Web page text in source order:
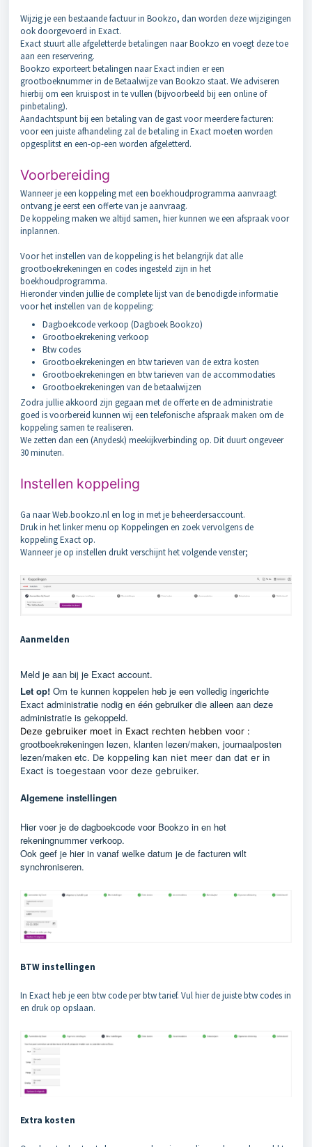
Wijzig je een bestaande factuur in Bookzo, dan worden deze wijzigingen
ook doorgevoerd in Exact.
Exact stuurt alle afgeletterde betalingen naar Bookzo en voegt deze toe
aan een reservering.
Bookzo exporteert betalingen naar Exact indien er een
grootboeknummer in de Betaalwijze van Bookzo staat. We adviseren
hierbij om een kruispost in te vullen (bijvoorbeeld bij een online of
pinbetaling).
Aandachtspunt bij een betaling van de gast voor meerdere facturen:
voor een juiste afhandeling zal de betaling in Exact moeten worden
opgesplitst en een-op-een worden afgeletterd.
Voorbereiding
Wanneer je een koppeling met een boekhoudprogramma aanvraagt
ontvang je eerst een offerte van je aanvraag.
De koppeling maken we altijd samen, hier kunnen we een afspraak voor
inplannen.
Voor het instellen van de koppeling is het belangrijk dat alle
grootboekrekeningen en codes ingesteld zijn in het
boekhoudprogramma.
Hieronder vinden jullie de complete lijst van de benodigde informatie
voor het instellen van de koppeling:
Dagboekcode verkoop (Dagboek Bookzo)
Grootboekrekening verkoop
Btw codes
Grootboekrekeningen en btw tarieven van de extra kosten
Grootboekrekeningen en btw tarieven van de accommodaties
Grootboekrekeningen van de betaalwijzen
Zodra jullie akkoord zijn gegaan met de offerte en de administratie
goed is voorbereid kunnen wij een telefonische afspraak maken om de
koppeling samen te realiseren.
We zetten dan een (Anydesk) meekijkverbinding op. Dit duurt ongeveer
30 minuten.
Instellen koppeling
Ga naar Web.bookzo.nl en log in met je beheerdersaccount.
Druk in het linker menu op Koppelingen en zoek vervolgens de
koppeling Exact op.
Wanneer je op instellen drukt verschijnt het volgende venster;
Aanmelden
Meld je aan bij je Exact account.
Let op! Om te kunnen koppelen heb je een volledig ingerichte
Exact administratie nodig en één gebruiker die alleen aan deze
administratie is gekoppeld.
Deze gebruiker moet in Exact rechten hebben voor :
grootboekrekeningen lezen, klanten lezen/maken, journaalposten
lezen/maken etc. De koppeling kan niet meer dan dat er in
Exact is toegestaan voor deze gebruiker.
Algemene instellingen
Hier voer je de dagboekcode voor Bookzo in en het
rekeningnummer verkoop.
Ook geef je hier in vanaf welke datum je de facturen wilt
synchroniseren.
BTW instellingen
In Exact heb je een btw code per btw tarief. Vul hier de juiste btw codes in
en druk op opslaan.
Extra kosten